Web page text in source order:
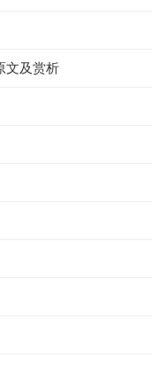
文及赏析